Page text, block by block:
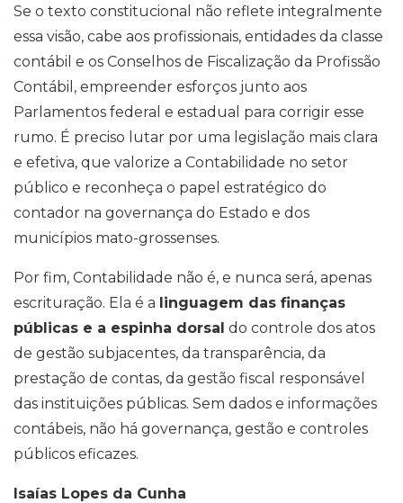
Se o texto constitucional não reflete integralmente
essa visão, cabe aos profissionais, entidades da classe
contábil e os Conselhos de Fiscalização da Profissão
Contábil, empreender esforços junto aos
Parlamentos federal e estadual para corrigir esse
rumo. É preciso lutar por uma legislação mais clara
e efetiva, que valorize a Contabilidade no setor
público e reconheça o papel estratégico do
contador na governança do Estado e dos
municípios mato-grossenses.
Por fim, Contabilidade não é, e nunca será, apenas
escrituração. Ela é a linguagem das finanças
públicas e a espinha dorsal do controle dos atos
de gestão subjacentes, da transparência, da
prestação de contas, da gestão fiscal responsável
das instituições públicas. Sem dados e informações
contábeis, não há governança, gestão e controles
públicos eficazes.
Isaías Lopes da Cunha